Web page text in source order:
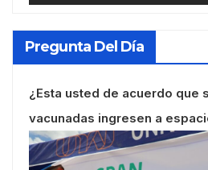
Pregunta Del Día
¿Esta usted de acuerdo que
vacunadas ingresen a